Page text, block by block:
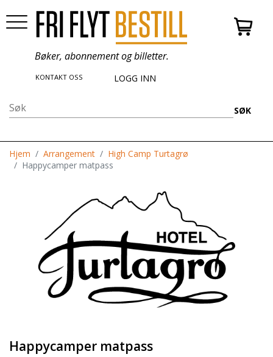
Bøker, abonnement og billetter.
KONTAKT OSS LOGG INN
SØK
Hjem Arrangement
High Camp Turtagrø
Happycamper matpass
Happycamper matpass